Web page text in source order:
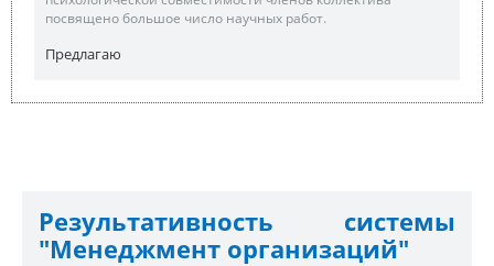
посвящено большое число научных работ.
Предлагаю
Результативность системы
"Менеджмент организаций"